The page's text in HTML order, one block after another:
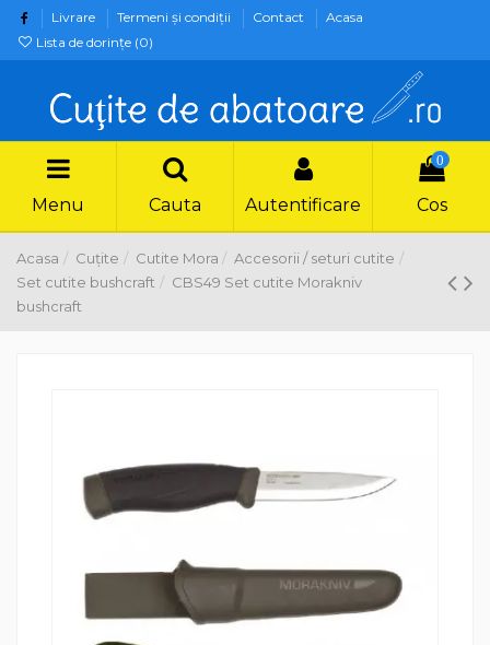
Livrare Termeni şi condiţii Contact
Acasa
Lista de dorințe (0)
Menu Cauta Autentificare
0
Cos
Acasa Cuțite Cutite Mora
Accesorii / seturi cutite
Set cutite bushcraft
CBS49 Set cutite Morakniv
bushcraft